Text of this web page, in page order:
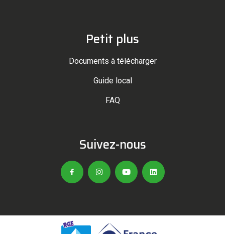
Petit plus
Documents à télécharger
Guide local
FAQ
Suivez-nous